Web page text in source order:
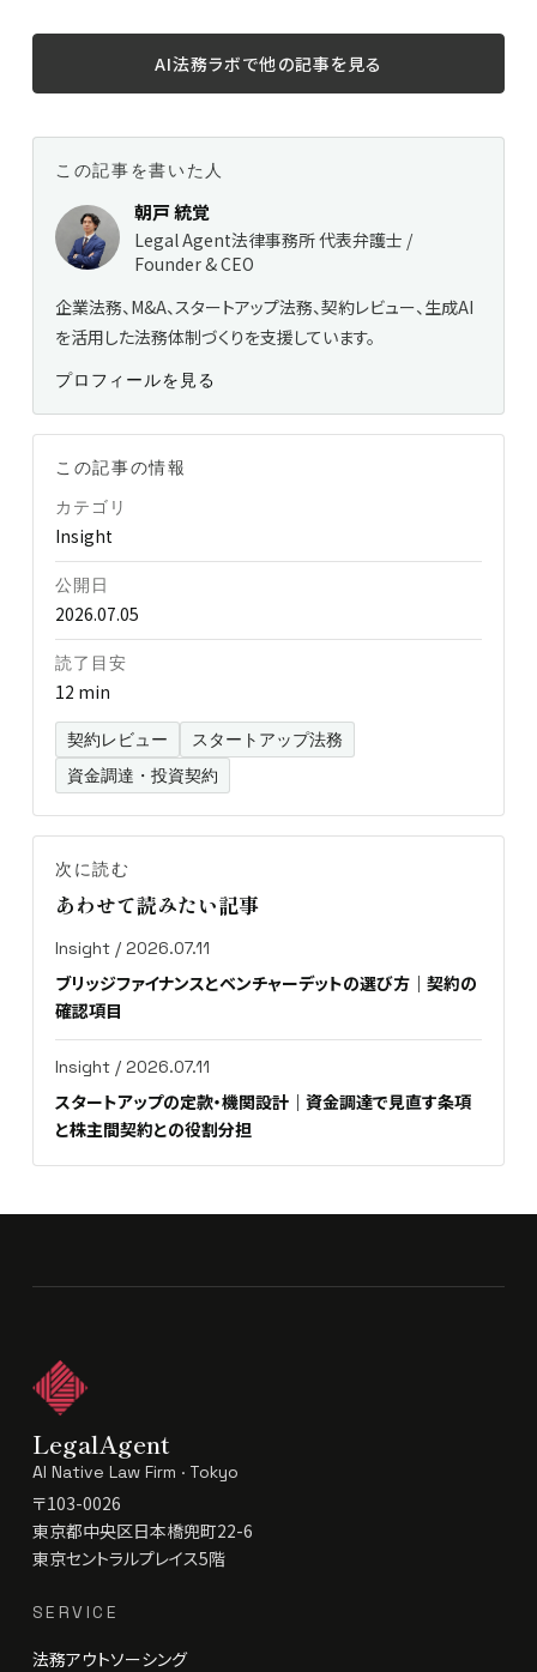
AI法務ラボで他の記事を見る
この記事を書いた人
朝戸 統覚
Legal Agent法律事務所 代表弁護士 /
Founder & CEO
企業法務、M&A、スタートアップ法務、契約レビュー、生成AI
を活用した法務体制づくりを支援しています。
プロフィールを見る
この記事の情報
カテゴリ
Insight
公開日
2026.07.05
読了目安
12 min
契約レビュー
スタートアップ法務
資金調達・投資契約
次に読む
あわせて読みたい記事
Insight / 2026.07.11
ブリッジファイナンスとベンチャーデットの選び方｜契約の
確認項目
Insight / 2026.07.11
スタートアップの定款・機関設計｜資金調達で見直す条項
と株主間契約との役割分担
LegalAgent
AI Native Law Firm · Tokyo
〒103-0026
東京都中央区日本橋兜町22-6
東京セントラルプレイス5階
SERVICE
法務アウトソーシング